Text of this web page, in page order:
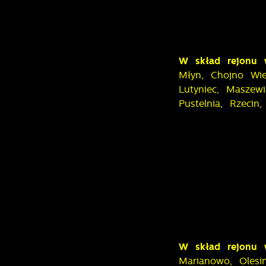
W skład rejonu
Młyn, Chojno
Lutyniec,
Pustelnia,
W skład rejonu
Marianowo,
i